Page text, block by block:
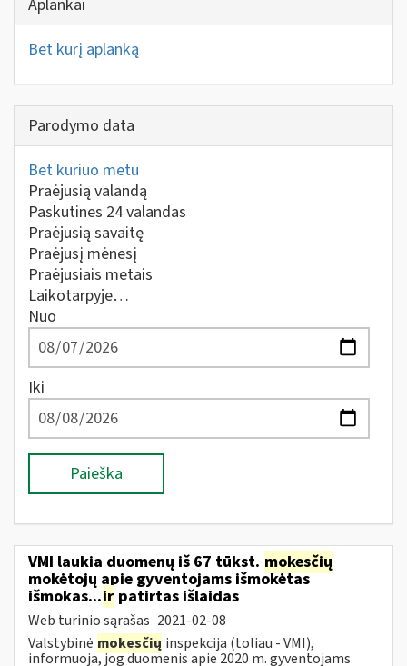
Aplankai
Bet kurį aplanką
Parodymo data
Bet kuriuo metu
Praėjusią valandą
Paskutines 24 valandas
Praėjusią savaitę
Praėjusį mėnesį
Praėjusiais metais
Laikotarpyje…
Nuo
Iki
Paieška
VMI laukia duomenų iš 67 tūkst. mokesčių
mokėtojų apie gyventojams išmokėtas
išmokas...ir patirtas išlaidas
Web turinio sąrašas 2021-02-08
Valstybinė mokesčių inspekcija (toliau - VMI),
informuoja, jog duomenis apie 2020 m. gyventojams